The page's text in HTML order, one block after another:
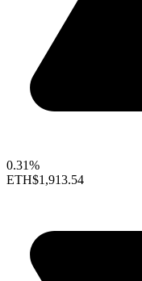
0.31%
ETH$1,913.54